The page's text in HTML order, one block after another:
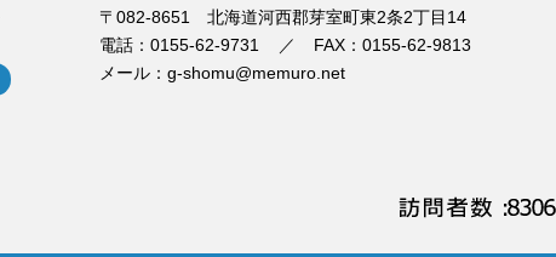
〒082-8651 北海道河西郡芽室町東2条2丁目14
電話： 0155-62-9731
FAX：0155-62-9813
メール： g-shomu@memuro.net